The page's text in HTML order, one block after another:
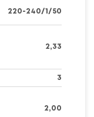
220-240/1/50
2,33
3
2,00